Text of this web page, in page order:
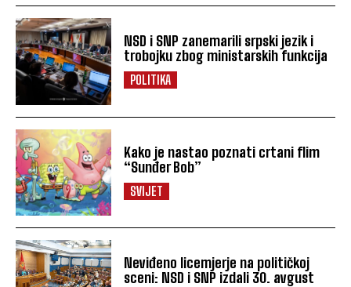
NSD i SNP zanemarili srpski jezik i
trobojku zbog ministarskih funkcija
POLITIKA
Kako je nastao poznati crtani flim
“Sunđer Bob”
SVIJET
Neviđeno licemjerje na političkoj
sceni: NSD i SNP izdali 30. avgust